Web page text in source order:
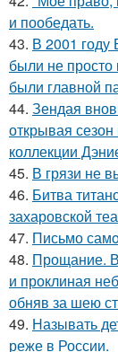
и пообедать.
43. В 2001 году
были не
были главной
44. Зендая
открывая
коллекции
45. В грязи не
46. Битва
захаровской
47. Письмо
48. Прощание.
и проклиная
обняв за шею
49. Называть
реже в России.